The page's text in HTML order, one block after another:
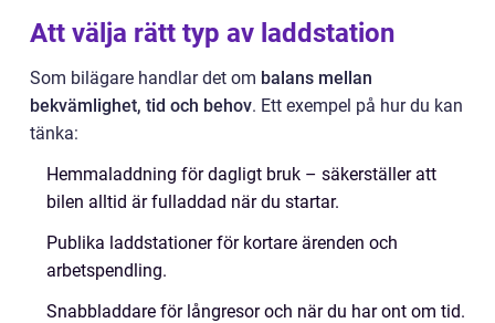
Att välja rätt typ av laddstation
Som bilägare handlar det om balans mellan
bekvämlighet, tid och behov. Ett exempel på hur du kan
tänka:
Hemmaladdning för dagligt bruk – säkerställer att
bilen alltid är fulladdad när du startar.
Publika laddstationer för kortare ärenden och
arbetspendling.
Snabbladdare för långresor och när du har ont om tid.